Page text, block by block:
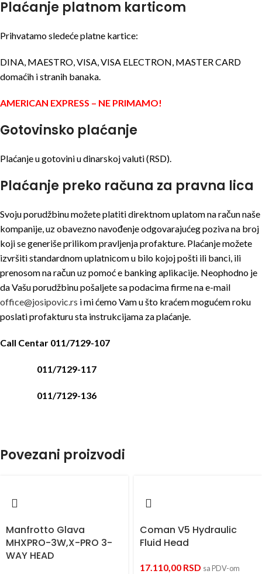
Plaćanje platnom karticom
Prihvatamo sledeće platne kartice:
DINA, MAESTRO, VISA, VISA ELECTRON, MASTER CARD
domaćih i stranih banaka.
AMERICAN EXPRESS – NE PRIMAMO!
Gotovinsko plaćanje
Plaćanje u gotovini u dinarskoj valuti (RSD).
Plaćanje preko računa za pravna lica
Svoju porudžbinu možete platiti direktnom uplatom na račun naše
kompanije, uz obavezno navođenje odgovarajućeg poziva na broj
koji se generiše prilikom pravljenja profakture. Plaćanje možete
izvršiti standardnom uplatnicom u bilo kojoj pošti ili banci, ili
prenosom na račun uz pomoć e banking aplikacije. Neophodno je
da Vašu porudžbinu pošaljete sa podacima firme na e-mail
office@josipovic.rs i mi ćemo Vam u što kraćem mogućem roku
poslati profakturu sta instrukcijama za plaćanje.
Call Centar 011/7129-107
011/7129-117
011/7129-136
Povezani proizvodi
Manfrotto Glava
MHXPRO-3W,X-PRO 3-
WAY HEAD
Coman V5 Hydraulic
Fluid Head
17.110,00 RSD sa PDV-om